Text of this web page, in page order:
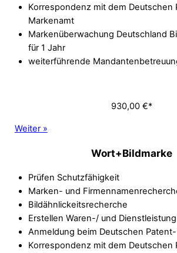
Korrespondenz mit dem Deutschen
Markenamt
Markenüberwachung Deutschland
für 1 Jahr
weiterführende
930,00 €*
Weiter »
Wort+Bildmarke
Prüfen Schutzfähigkeit
Marken- und
Bildähnlickeitsrecherche
Erstellen Waren-/ und
Anmeldung beim Deutschen
Korrespondenz mit dem Deutschen